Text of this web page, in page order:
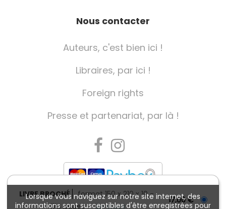
Lorsque vous naviguez sur notre site internet, des
informations sont susceptibles d'être enregistrées pour
LIVRE BROCHÉ
format 150 x 210 x 10
176 pages
En stock
17,00 €
Nous contacter
Auteurs, c'est bien ici !
Libraires, par ici !
Foreign rights
Presse et partenariat, par là !
Charte de référencement